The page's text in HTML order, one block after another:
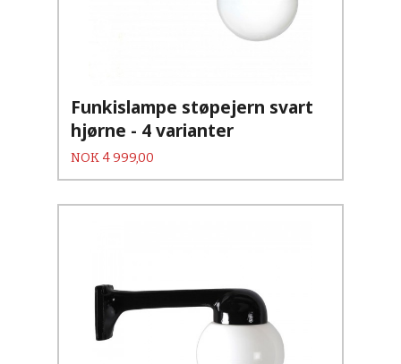
Funkislampe støpejern svart
hjørne - 4 varianter
Pris
NOK 4 999,00